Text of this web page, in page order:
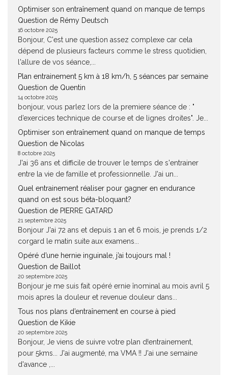
Optimiser son entraînement quand on manque de temps
Question de Rémy Deutsch
16 octobre 2025
Bonjour, C'est une question assez complexe car cela
dépend de plusieurs facteurs comme le stress quotidien,
l'allure de vos séance,...
Plan entrainement 5 km à 18 km/h, 5 séances par semaine
Question de Quentin
14 octobre 2025
bonjour, vous parlez lors de la premiere séance de : "
d’exercices technique de course et de lignes droites". Je...
Optimiser son entraînement quand on manque de temps
Question de Nicolas
8 octobre 2025
J'ai 36 ans et difficile de trouver le temps de s'entrainer
entre la vie de famille et professionnelle. J'ai un...
Quel entrainement réaliser pour gagner en endurance
quand on est sous béta-bloquant?
Question de PIERRE GATARD
21 septembre 2025
Bonjour J'ai 72 ans et depuis 1 an et 6 mois, je prends 1/2
corgard le matin suite aux examens...
Opéré d’une hernie inguinale, j’ai toujours mal !
Question de Baillot
20 septembre 2025
Bonjour je me suis fait opéré ernie înominal au mois avril 5
mois apres la douleur et revenue douleur dans...
Tous nos plans d’entraînement en course à pied
Question de Kikie
20 septembre 2025
Bonjour, Je viens de suivre votre plan d!entrainement,
pour 5kms... J'ai augmenté, ma VMA !! J'ai une semaine
d'avance ,...